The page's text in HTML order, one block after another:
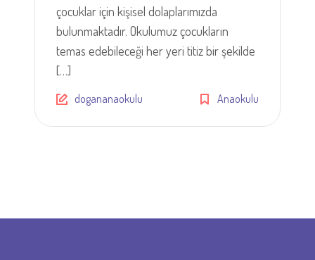
çocuklar için kişisel dolaplarımızda
bulunmaktadır. Okulumuz çocukların
temas edebileceği her yeri titiz bir şekilde
[…]
dogananaokulu Anaokulu